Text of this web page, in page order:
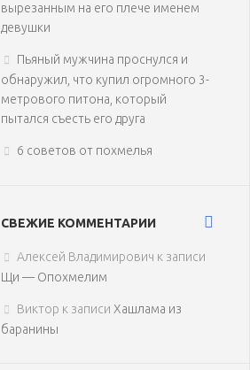
вырезанным на его плече именем
девушки
Пьяный мужчина проснулся и
обнаружил, что купил огромного 3-
метрового питона, который
пытался съесть его друга
6 советов от похмелья
СВЕЖИЕ КОММЕНТАРИИ
Алексей Владимирович к записи
Щи — Опохмелим
Виктор к записи Хашлама из
баранины